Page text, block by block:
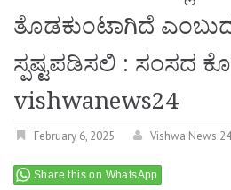
ತೊಡಕುಂಟಾಗಿದೆ
ಸ್ಪಷ್ಟಪಡಿಸಲಿ : ಸಂಸದ
vishwanews24
February 6, 2025 Vishwa News 24
Share this on WhatsApp